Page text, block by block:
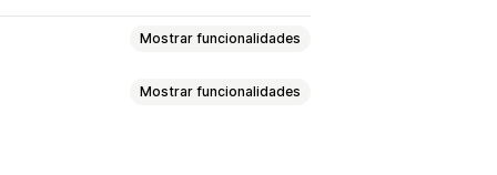
Mostrar funcionalidades
Mostrar funcionalidades